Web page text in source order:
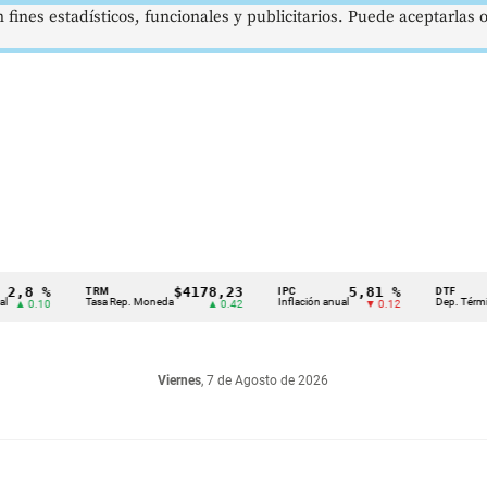
TRM
Tasa Rep. Moneda
$4178,23
▲ 0.42
IPC
Inflación anual
5,81 %
▼ 0.12
DTF
Dep. Término Fijo
Viernes, 7 de Agosto de 2026
estadísticos, funcionales y publicitarios. Puede aceptarlas